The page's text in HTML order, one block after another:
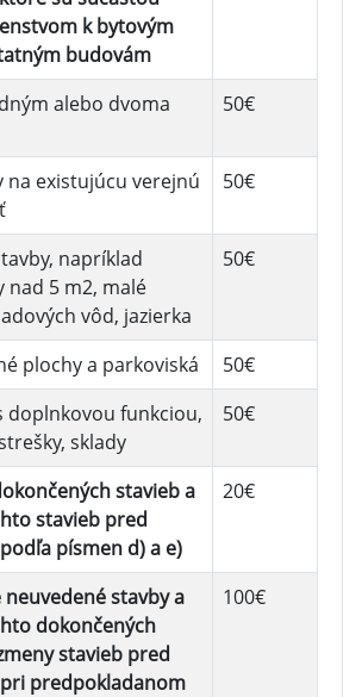
k bytovým
budovám
alebo dvoma
50€
na existujúcu verejnú
50€
napríklad
nad 5 m2, malé
vôd, jazierka
50€
plochy a parkoviská
50€
doplnkovou funkciou,
sklady
50€
stavieb a
stavieb pred
písmen d) a e)
20€
stavby a
dokončených
stavieb pred
predpokladanom
100€